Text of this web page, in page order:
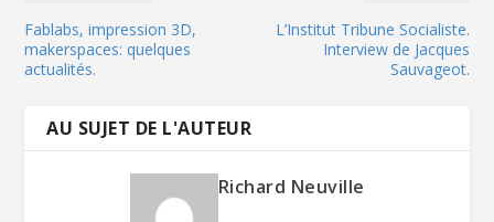
Fablabs, impression 3D,
makerspaces: quelques
actualités.
L’Institut Tribune Socialiste.
Interview de Jacques
Sauvageot.
AU SUJET DE L'AUTEUR
Richard Neuville